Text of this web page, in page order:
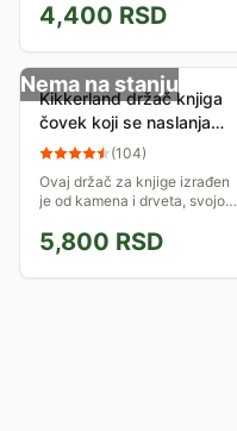
4,400 RSD
Nema na stanju
Kikkerland držač knjiga
čovek koji se naslanja
BE01L
(104)
Ovaj držač za knjige izrađen
je od kamena i drveta, svojom
proređate na policu ma koliko
da ih je. Izuzetno lep i
skladan,...
5,800 RSD